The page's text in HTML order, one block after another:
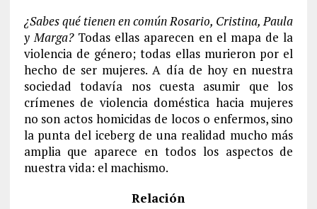
¿Sabes qué tienen en común Rosario, Cristina, Paula
y Marga?Todas ellas aparecen en el mapa de la
violencia de género; todas ellas murieron por el
hecho de ser mujeres. A día de hoy en nuestra
sociedad todavía nos cuesta asumir que los
crímenes de violencia doméstica hacia mujeres
no son actos homicidas de locos o enfermos, sino
la punta del iceberg de una realidad mucho más
amplia que aparece en todos los aspectos de
nuestra vida: el machismo.
Relación